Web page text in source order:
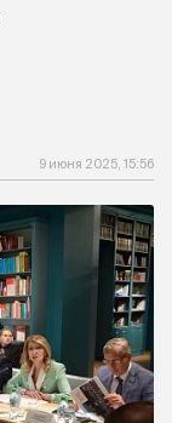
9 июня 2025, 15:56